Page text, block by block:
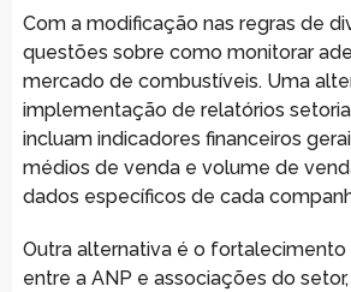
Com a modificação nas regras de
questões sobre como monitorar
mercado de combustíveis. Uma
implementação de relatórios
incluam indicadores financeiros
médios de venda e volume de
dados específicos de cada
Outra alternativa é o
entre a ANP e associações do